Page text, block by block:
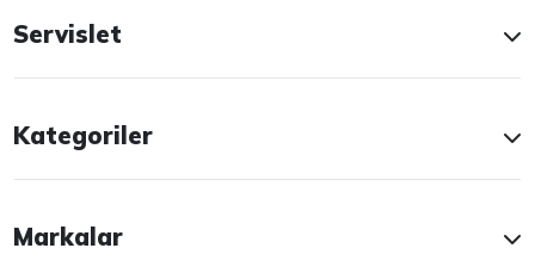
Servislet
Kategoriler
Markalar